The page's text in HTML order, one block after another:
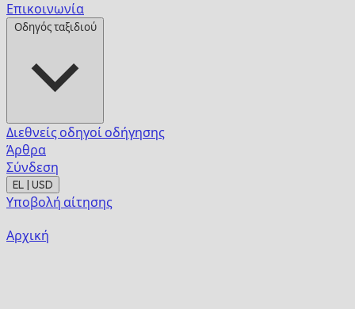
Επικοινωνία
Οδηγός ταξιδιού
Διεθνείς οδηγοί οδήγησης
Άρθρα
Σύνδεση
EL | USD
Υποβολή αίτησης
Αρχική